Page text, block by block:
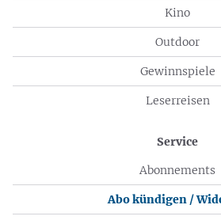
Kino
Outdoor
Gewinnspiele
Leserreisen
Service
Abonnements
Abo kündigen /